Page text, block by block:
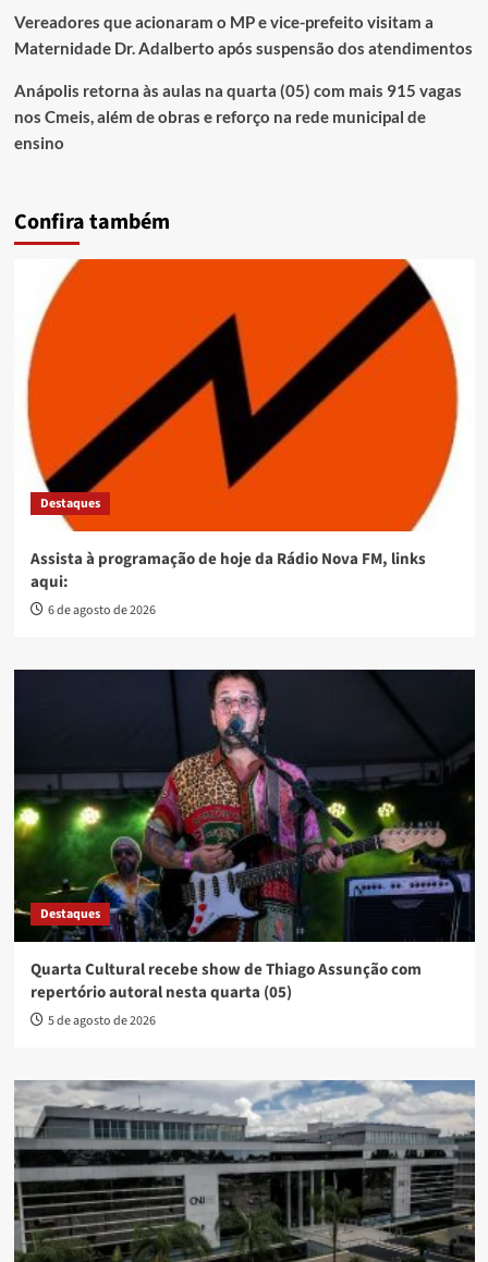
Vereadores que acionaram o MP e vice-prefeito visitam a
Maternidade Dr. Adalberto após suspensão dos atendimentos
Anápolis retorna às aulas na quarta (05) com mais 915 vagas
nos Cmeis, além de obras e reforço na rede municipal de
ensino
Confira também
Destaques
Assista à programação de hoje da Rádio Nova FM, links
aqui:
6 de agosto de 2026
Destaques
Quarta Cultural recebe show de Thiago Assunção com
repertório autoral nesta quarta (05)
5 de agosto de 2026